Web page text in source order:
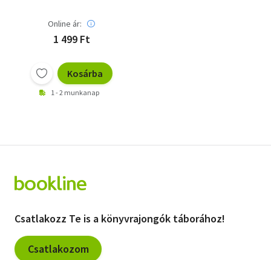
Online ár:
1 499 Ft
Kosárba
1 - 2 munkanap
Csatlakozz Te is a könyvrajongók táborához!
Csatlakozom